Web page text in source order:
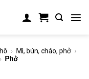
› Mì, bún, cháo, phở ›
› Phở